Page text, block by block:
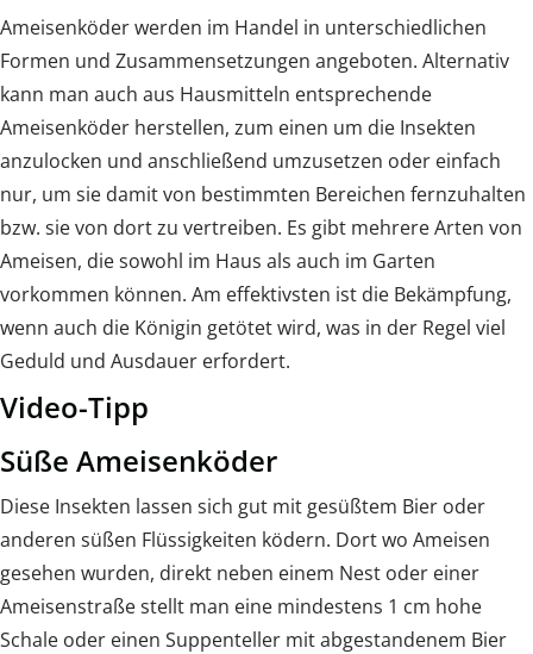
Ameisenköder werden im Handel in unterschiedlichen
Formen und Zusammensetzungen angeboten. Alternativ
kann man auch aus Hausmitteln entsprechende
Ameisenköder herstellen, zum einen um die Insekten
anzulocken und anschließend umzusetzen oder einfach
nur, um sie damit von bestimmten Bereichen fernzuhalten
bzw. sie von dort zu vertreiben. Es gibt mehrere Arten von
Ameisen, die sowohl im Haus als auch im Garten
vorkommen können. Am effektivsten ist die Bekämpfung,
wenn auch die Königin getötet wird, was in der Regel viel
Geduld und Ausdauer erfordert.
Video-Tipp
Süße Ameisenköder
Diese Insekten lassen sich gut mit gesüßtem Bier oder
anderen süßen Flüssigkeiten ködern. Dort wo Ameisen
gesehen wurden, direkt neben einem Nest oder einer
Ameisenstraße stellt man eine mindestens 1 cm hohe
Schale oder einen Suppenteller mit abgestandenem Bier